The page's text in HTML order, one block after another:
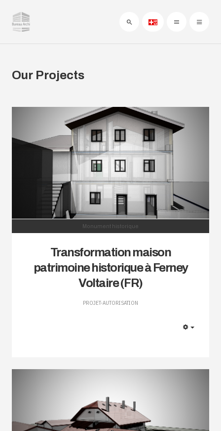
Our Projects
Monument historique
Transformation maison
patrimoine historique à Ferney
Voltaire (FR)
PROJET-AUTORISATION